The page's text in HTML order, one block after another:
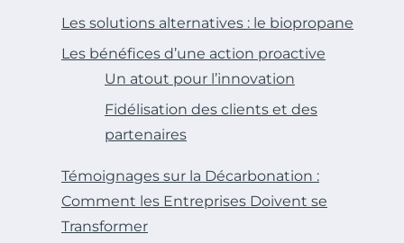
Les solutions alternatives : le biopropane
Les bénéfices d’une action proactive
Un atout pour l’innovation
Fidélisation des clients et des
partenaires
Témoignages sur la Décarbonation :
Comment les Entreprises Doivent se
Transformer